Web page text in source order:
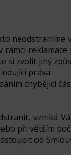
si zvolit jiný
práva:
chybějící
vzniká
při větším
od